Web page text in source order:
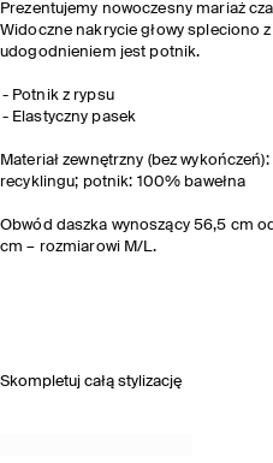
Prezentujemy nowoczesny mariaż
Widoczne nakrycie głowy spleciono
udogodnieniem jest potnik.
Potnik z rypsu
Elastyczny pasek
Materiał zewnętrzny (bez
recyklingu; potnik: 100% bawełna
Obwód daszka wynoszący 56,5 cm
cm – rozmiarowi M/L.
Skompletuj całą stylizację